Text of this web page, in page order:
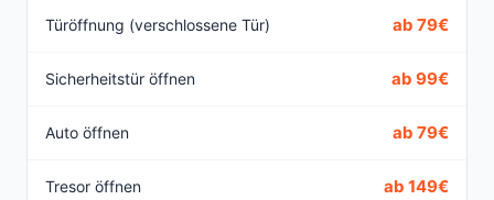
Türöffnung (verschlossene Tür) ab 79€
Sicherheitstür öffnen ab 99€
Auto öffnen ab 79€
Tresor öffnen ab 149€